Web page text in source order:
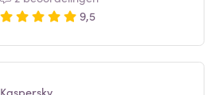
9,5
Kaspersky